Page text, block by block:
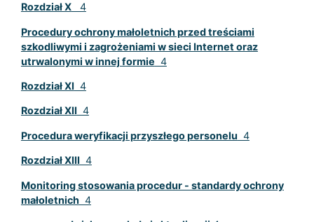
Rozdział X4
Procedury ochrony małoletnich przed treściami
szkodliwymi i zagrożeniami w sieci Internet oraz
utrwalonymi w innej formie 4
Rozdział XI4
Rozdział XII4
Procedura weryfikacji przyszłego personelu 4
Rozdział XIII4
Monitoring stosowania procedur - standardy ochrony
małoletnich4